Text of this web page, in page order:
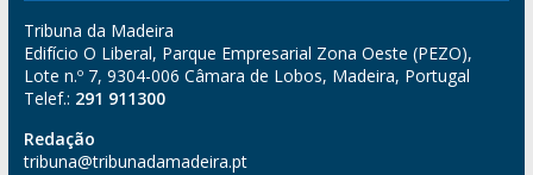
Tribuna da Madeira
Edifício O Liberal, Parque Empresarial Zona Oeste (PEZO),
Lote n.º 7, 9304-006 Câmara de Lobos, Madeira, Portugal
Telef.: 291 911300
Redação
tribuna@tribunadamadeira.pt